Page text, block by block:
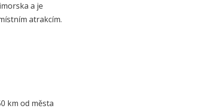
a je
atrakcím.
km od města